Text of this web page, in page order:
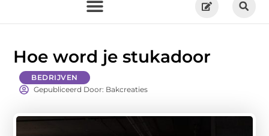
Hoe word je stukadoor
BEDRIJVEN
Gepubliceerd Door: Bakcreaties